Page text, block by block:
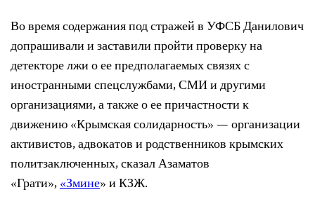
Во время содержания под стражей в УФСБ Данилович
допрашивали и заставили пройти проверку на
детекторе лжи о ее предполагаемых связях с
иностранными спецслужбами, СМИ и другими
организациями, а также о ее причастности к
движению «Крымская солидарность» — организации
активистов, адвокатов и родственников крымских
политзаключенных, сказал Азаматов
«Грати»,«Змине» и КЗЖ.